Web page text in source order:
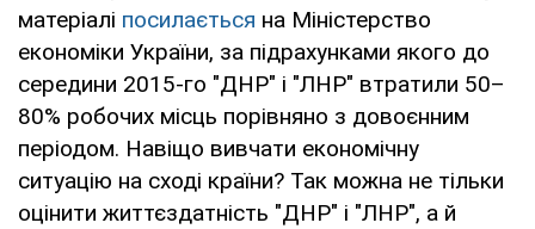
матеріалі посилається на Міністерство
економіки України, за підрахунками якого до
середини 2015-го "ДНР" і "ЛНР" втратили 50–
80% робочих місць порівняно з довоєнним
періодом. Навіщо вивчати економічну
ситуацію на сході країни? Так можна не тільки
оцінити життєздатність "ДНР" і "ЛНР", а й